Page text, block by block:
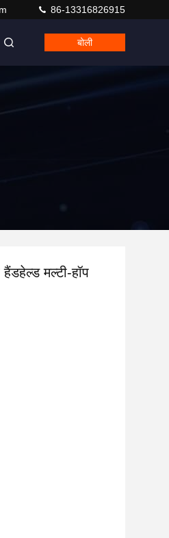
86-13316826915
बोली
मल्टी-हॉप